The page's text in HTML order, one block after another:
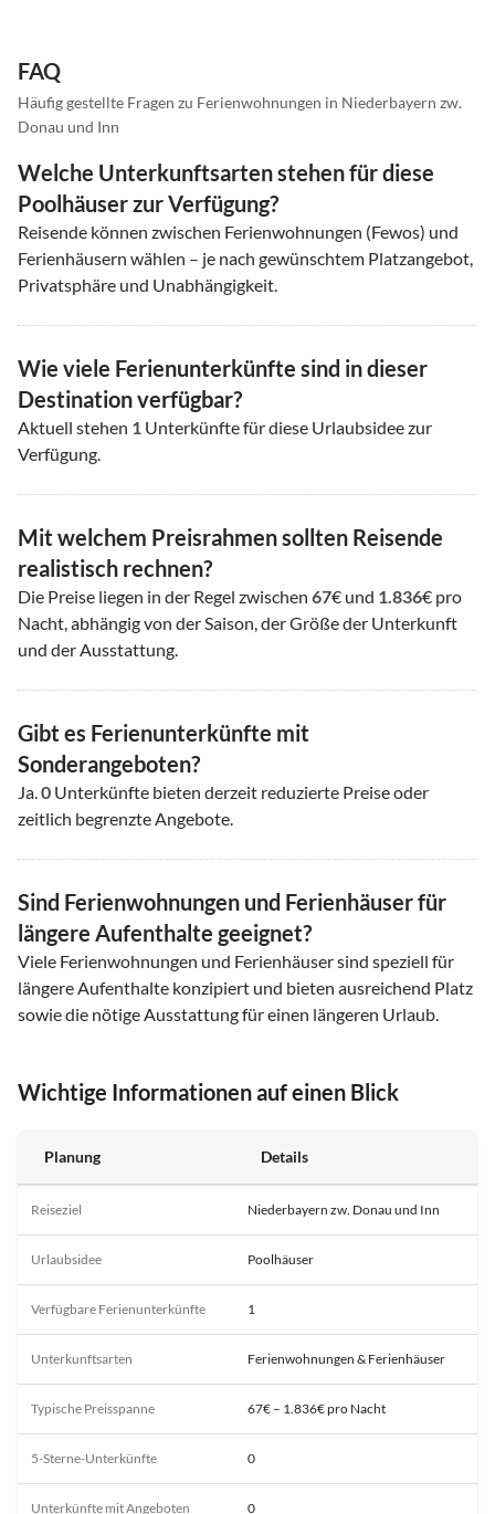
FAQ
Häufig gestellte Fragen zu Ferienwohnungen in Niederbayern zw.
Donau und Inn
Welche Unterkunftsarten stehen für diese
Poolhäuser zur Verfügung?
Reisende können zwischen Ferienwohnungen (Fewos) und
Ferienhäusern wählen – je nach gewünschtem Platzangebot,
Privatsphäre und Unabhängigkeit.
Wie viele Ferienunterkünfte sind in dieser
Destination verfügbar?
Aktuell stehen 1 Unterkünfte für diese Urlaubsidee zur
Verfügung.
Mit welchem Preisrahmen sollten Reisende
realistisch rechnen?
Die Preise liegen in der Regel zwischen 67€ und 1.836€ pro
Nacht, abhängig von der Saison, der Größe der Unterkunft
und der Ausstattung.
Gibt es Ferienunterkünfte mit
Sonderangeboten?
Ja.0 Unterkünfte bieten derzeit reduzierte Preise oder
zeitlich begrenzte Angebote.
Sind Ferienwohnungen und Ferienhäuser für
längere Aufenthalte geeignet?
Viele Ferienwohnungen und Ferienhäuser sind speziell für
längere Aufenthalte konzipiert und bieten ausreichend Platz
sowie die nötige Ausstattung für einen längeren Urlaub.
Wichtige Informationen auf einen Blick
Planung Details
Reiseziel Niederbayern zw. Donau und Inn
Urlaubsidee Poolhäuser
Verfügbare Ferienunterkünfte 1
Unterkunftsarten Ferienwohnungen & Ferienhäuser
Typische Preisspanne 67€ – 1.836€ pro Nacht
5-Sterne-Unterkünfte 0
Unterkünfte mit Angeboten 0